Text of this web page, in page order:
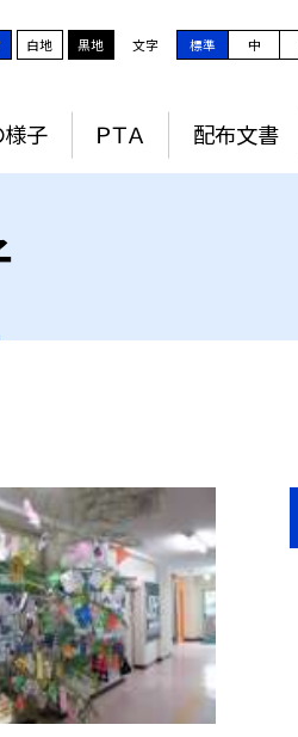
白地 黒地 文字 標準 中
子 ＰＴＡ 配布文書